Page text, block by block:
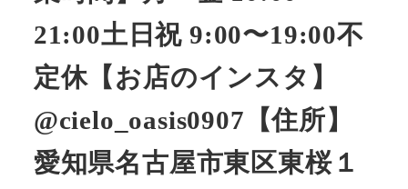
21:00土日祝 9:00〜19:00不
定休【お店のインスタ】
@cielo_oasis0907【住所】
愛知県名古屋市東区東桜１